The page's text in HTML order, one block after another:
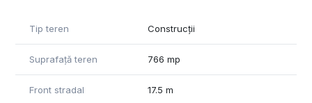
Tip teren Construcții
Suprafață teren 766 mp
Front stradal 17.5 m